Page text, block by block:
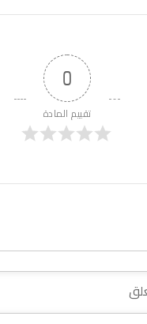
0
تقييم المادة